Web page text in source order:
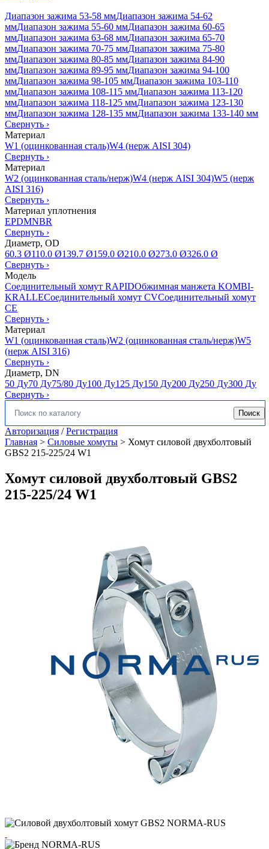
Диапазон зажима 53-58 ммДиапазон зажима 54-62
ммДиапазон зажима 55-60 ммДиапазон зажима 60-65
ммДиапазон зажима 63-68 ммДиапазон зажима 65-70
ммДиапазон зажима 70-75 ммДиапазон зажима 75-80
ммДиапазон зажима 80-85 ммДиапазон зажима 84-90
ммДиапазон зажима 89-95 ммДиапазон зажима 94-100
ммДиапазон зажима 98-105 ммДиапазон зажима 103-110
ммДиапазон зажима 108-115 ммДиапазон зажима 113-120
ммДиапазон зажима 118-125 ммДиапазон зажима 123-130
ммДиапазон зажима 128-135 ммДиапазон зажима 133-140 мм
Свернуть ›
Материал
W1 (оцинкованная сталь)W4 (нерж AISI 304)
Свернуть ›
Материал
W2 (оцинкованная сталь/нерж)W4 (нерж AISI 304)W5 (нерж
AISI 316)
Свернуть ›
Материал уплотнения
EPDMNBR
Свернуть ›
Диаметр, OD
60.3 Ø110.0 Ø139.7 Ø159.0 Ø210.0 Ø273.0 Ø326.0 Ø
Свернуть ›
Модель
Соединительный хомут RAPIDОбжимная манжета KOMBI-
KRALLEСоединительный хомут CVСоединительный хомут
CE
Свернуть ›
Материал
W1 (оцинкованная сталь)W2 (оцинкованная сталь/нерж)W5
(нерж AISI 316)
Свернуть ›
Диаметр, DN
50 Ду70 Ду75/80 Ду100 Ду125 Ду150 Ду200 Ду250 Ду300 Ду
Свернуть ›
Искать: Поиск
Авторизация /Регистрация
Главная > Силовые хомуты > Хомут силовой двухболтовый
GBS2 215-225/24 W1
Хомут силовой двухболтовый GBS2
215-225/24 W1